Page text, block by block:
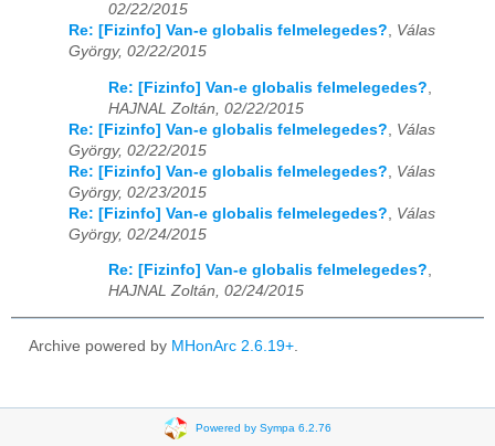
02/22/2015
Re: [Fizinfo] Van-e globalis felmelegedes?, Válas
György, 02/22/2015
Re: [Fizinfo] Van-e globalis felmelegedes?
HAJNAL Zoltán, 02/22/2015
Re: [Fizinfo] Van-e globalis felmelegedes?
Válas
György, 02/22/2015
Re: [Fizinfo] Van-e globalis felmelegedes?
Válas
György, 02/23/2015
Re: [Fizinfo] Van-e globalis felmelegedes?
Válas
György, 02/24/2015
Re: [Fizinfo] Van-e globalis felmelegedes?,
HAJNAL Zoltán, 02/24/2015
Archive powered by MHonArc 2.6.19+
Powered by Sympa 6.2.76